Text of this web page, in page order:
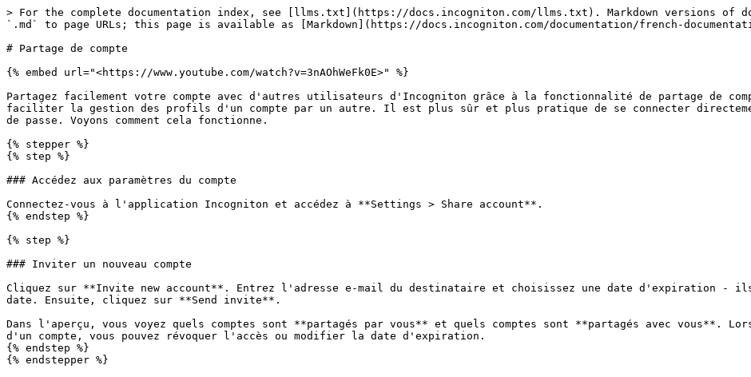
> For the complete documentation index, see [llms.txt](https://docs.incogniton.com/llms.txt). Markdown versions of
`.md` to page URLs; this page is available as [Markdown](https://docs.incogniton.com/documentation/french-
# Partage de compte
{% embed url="<https://www.youtube.com/watch?v=3nAOhWeFk0E>" %}
Partagez facilement votre compte avec d'autres utilisateurs d'Incogniton grâce à la fonctionnalité de partage de
faciliter la gestion des profils d'un compte par un autre. Il est plus sûr et plus pratique de se connecter
de passe. Voyons comment cela fonctionne.
{% stepper %}
{% step %}
### Accédez aux paramètres du compte
Connectez-vous à l'application Incogniton et accédez à **Settings > Share account**.
{% endstep %}
{% step %}
### Inviter un nouveau compte
Cliquez sur **Invite new account**. Entrez l'adresse e-mail du destinataire et choisissez une date d'expiration - ils
date. Ensuite, cliquez sur **Send invite**.
Dans l'aperçu, vous voyez quels comptes sont **partagés par vous** et quels comptes sont **partagés avec vous**.
d'un compte, vous pouvez révoquer l'accès ou modifier la date d'expiration.
{% endstep %}
{% endstepper %}